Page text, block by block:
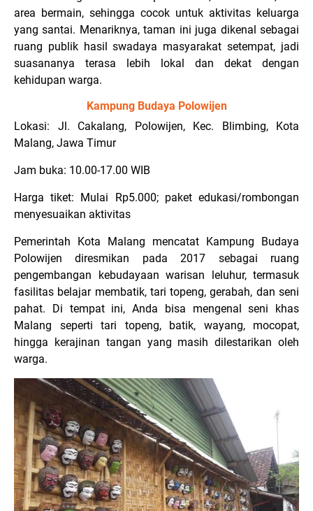
area bermain, sehingga cocok untuk aktivitas keluarga
yang santai. Menariknya, taman ini juga dikenal sebagai
ruang publik hasil swadaya masyarakat setempat, jadi
suasananya terasa lebih lokal dan dekat dengan
kehidupan warga.
Kampung Budaya Polowijen
Lokasi: Jl. Cakalang, Polowijen, Kec. Blimbing, Kota
Malang, Jawa Timur
Jam buka: 10.00-17.00 WIB
Harga tiket: Mulai Rp5.000; paket edukasi/rombongan
menyesuaikan aktivitas
Pemerintah Kota Malang mencatat Kampung Budaya
Polowijen diresmikan pada 2017 sebagai ruang
pengembangan kebudayaan warisan leluhur, termasuk
fasilitas belajar membatik, tari topeng, gerabah, dan seni
pahat. Di tempat ini, Anda bisa mengenal seni khas
Malang seperti tari topeng, batik, wayang, mocopat,
hingga kerajinan tangan yang masih dilestarikan oleh
warga.